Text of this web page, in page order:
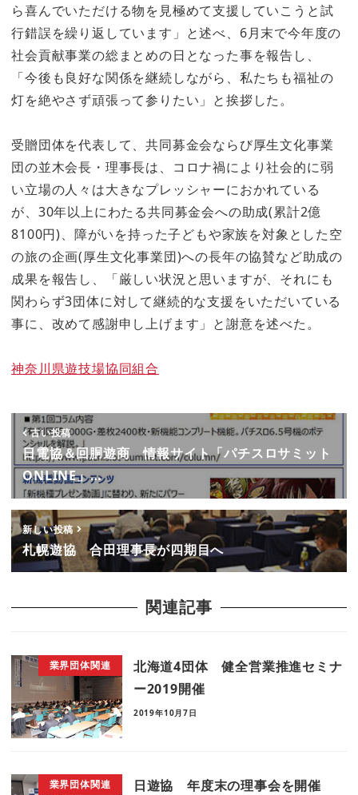
ら喜んでいただける物を見極めて支援していこうと試
行錯誤を繰り返しています」と述べ、6月末で今年度の
社会貢献事業の総まとめの日となった事を報告し、
「今後も良好な関係を継続しながら、私たちも福祉の
灯を絶やさず頑張って参りたい」と挨拶した。
受贈団体を代表して、共同募金会ならび厚生文化事業
団の並木会長・理事長は、コロナ禍により社会的に弱
い立場の人々は大きなプレッシャーにおかれている
が、30年以上にわたる共同募金会への助成(累計2億
8100円)、障がいを持った子どもや家族を対象とした空
の旅の企画(厚生文化事業団)への長年の協賛など助成の
成果を報告し、「厳しい状況と思いますが、それにも
関わらず3団体に対して継続的な支援をいただいている
事に、改めて感謝申し上げます」と謝意を述べた。
神奈川県遊技場協同組合
古い投稿
日電協＆回胴遊商 情報サイト「パチスロサミット
ONLINE」…
新しい投稿
札幌遊協 合田理事長が四期目へ
関連記事
業界団体関連
北海道4団体 健全営業推進セミナ
ー2019開催
2019年10月7日
業界団体関連 日遊協 年度末の理事会を開催